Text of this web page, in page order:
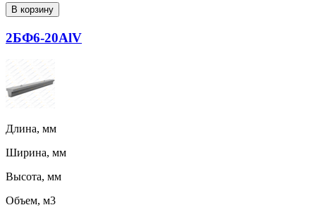
В корзину
2БФ6-20АlV
Длина, мм
Ширина, мм
Высота, мм
Объем, м3